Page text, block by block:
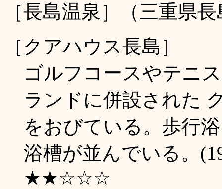
［長島温泉］（三重県
［クアハウス長島］
ゴルフコースやテニ
ランドに併設された
をおびている。歩行
浴槽が並んでいる。
★★☆☆☆